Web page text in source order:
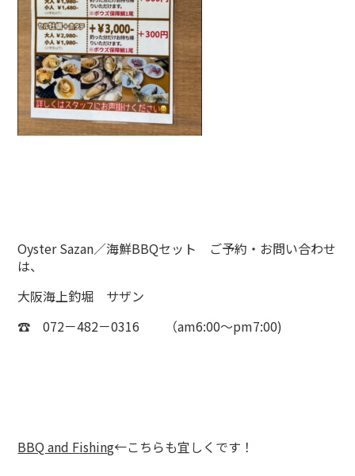
Oyster Sazan／海鮮BBQセット ご予約・お問い合わせ
は、
大阪海上釣堀 サザン
☎ 072－482－0316 （am6:00～pm7:00)
BBQ and Fishing←こちらも宜しくです！